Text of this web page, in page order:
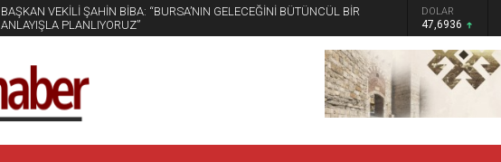
BAŞKAN VEKİLİ ŞAHİN BİBA: “BURSA’NIN GELECEĞİNİ BÜTÜNCÜL BİR
ANLAYIŞLA PLANLIYORUZ”
GRAM ALTIN DOLAR
47,6936